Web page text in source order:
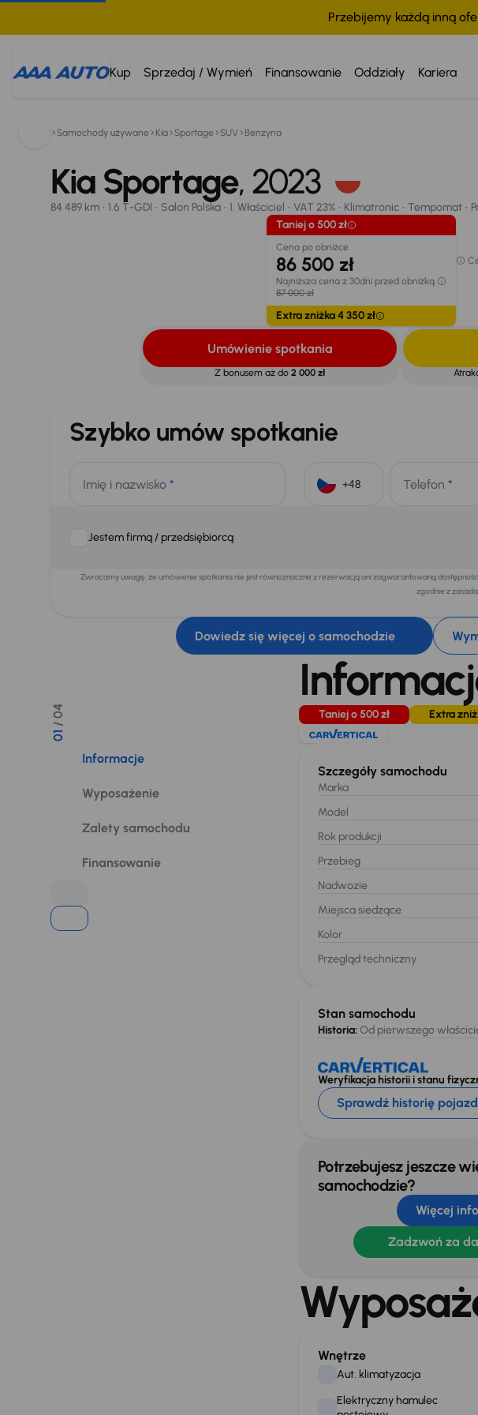
Przebijemy każdą inną
Kup Sprzedaj / Wymień Finansowanie Oddziały Kariera
Samochody używane Kia Sportage SUV Benzyna
Taniej o 500 zł
Kia Sportage, 2023
84 489 km 1.6 T-GDI Salon Polska 1. Właściciel VAT 23% Klimatronic Tempomat
Taniej o 500 zł
Cena po obniżce
86 500 zł
Najniższa cena z 30dni przed obniżką
87 000 zł
Extra zniżka 4 350 zł
Umówienie spotkania
Z bonusem aż do 2 000 zł
Szybko umów spotkanie
Imię i nazwisko * Telefon *
Jestem firmą / przedsiębiorcą
Zwracamy uwagę, że umówienie spotkania nie jest równoznaczne z rezerwacją ani zagwarantowaną
zgodnie z
Dowiedz się więcej o samochodzie
84 489 km 1.6 T-GDI 1. Właściciel VAT 23%
Umówienie spotkania
Oblicz ratę Wymiana samochodu
01
/ 04
Informacje
Wyposażenie
Zalety samochodu
Finansowanie
Taniej o 500 zł Extra
Szczegóły samochodu
Marka
Model
Rok produkcji
Przebieg
Nadwozie
Miejsca siedzące
Kolor
Przegląd techniczny
Stan samochodu
Historia:Od pierwszego
Weryfikacja historii i stanu
Sprawdź historię
Potrzebujesz jeszcze
samochodzie?
Więcej
Zadzwoń za
Wnętrze
Aut. klimatyzacja
Elektryczny hamulec